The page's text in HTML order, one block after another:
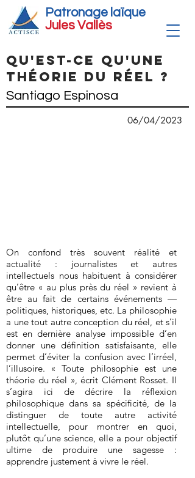
Patronage laïque
Jules Vallès
Qu'est-ce qu'une
théorie du réel ?
Santiago Espinosa
06/04/2023
On confond très souvent réalité et
actualité : journalistes et autres
intellectuels nous habituent à considérer
qu’être « au plus près du réel » revient à
être au fait de certains événements —
politiques, historiques, etc. La philosophie
a une tout autre conception du réel, et s’il
est en dernière analyse impossible d’en
donner une définition satisfaisante, elle
permet d’éviter la confusion avec l’irréel,
l’illusoire. « Toute philosophie est une
théorie du réel », écrit Clément Rosset. Il
s’agira ici de décrire la réflexion
philosophique dans sa spécificité, de la
distinguer de toute autre activité
intellectuelle, pour montrer en quoi,
plutôt qu’une science, elle a pour objectif
ultime de produire une sagesse :
apprendre justement à vivre le réel.